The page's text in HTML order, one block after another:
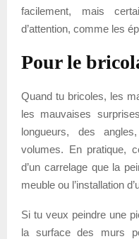
facilement, mais
d’attention, comme les
Pour le
Quand tu bricoles, les
les mauvaises
longueurs, des
volumes. En pratique,
d’un carrelage que la
meuble ou l’installation
Si tu veux peindre une
la surface des murs